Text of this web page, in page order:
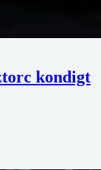
kondigt